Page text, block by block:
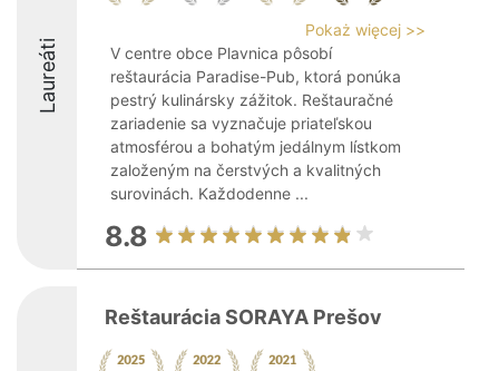
Laureáti
Pokaż więcej >>
V centre obce Plavnica pôsobí
reštaurácia Paradise-Pub, ktorá ponúka
pestrý kulinársky zážitok. Reštauračné
zariadenie sa vyznačuje priateľskou
atmosférou a bohatým jedálnym lístkom
založeným na čerstvých a kvalitných
surovinách. Každodenne ...
8.8
Reštaurácia SORAYA Prešov